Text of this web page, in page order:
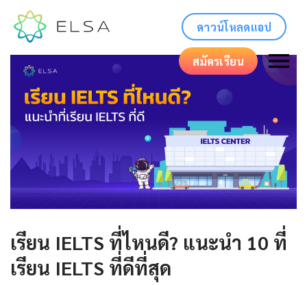
ดาวน์โหลดแอป
สมัครเรียน
เรียน IELTS ที่ไหนดี? แนะนำ 10 ที่
เรียน IELTS ที่ดีที่สุด